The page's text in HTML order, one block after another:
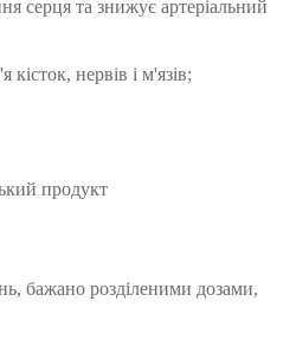
серця та знижує артеріальний
нервів і м'язів;
продукт
бажано розділеними дозами,